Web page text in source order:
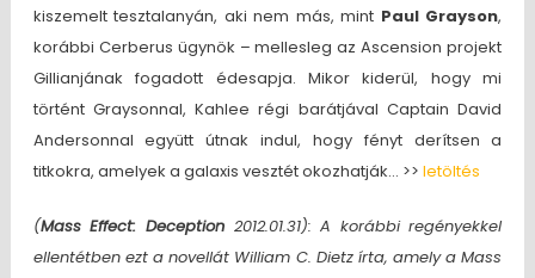
kiszemelt tesztalanyán, aki nem más, mint Paul Grayson,
korábbi Cerberus ügynök – mellesleg az Ascension projekt
Gillianjának fogadott édesapja. Mikor kiderül, hogy mi
történt Graysonnal, Kahlee régi barátjával Captain David
Andersonnal együtt útnak indul, hogy fényt derítsen a
titkokra, amelyek a galaxis vesztét okozhatják… >> letöltés
(Mass Effect: Deception2012.01.31): A korábbi regényekkel
ellentétben ezt a novellát William C. Dietz írta, amely a Mass